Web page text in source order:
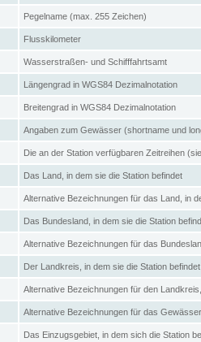
Pegelname (max. 255 Zeichen)
Flusskilometer
Wasserstraßen- und Schifffahrtsamt
Längengrad in WGS84 Dezimalnotation
Breitengrad in WGS84 Dezimalnotation
Angaben zum Gewässer (shortname und
Die an der Station verfügbaren Zeitreihen
Das Land, in dem sie die Station befindet
Alternative Bezeichnungen für das Land, in
Das Bundesland, in dem sie die Station
Alternative Bezeichnungen für das
Der Landkreis, in dem sie die Station befindet
Alternative Bezeichnungen für den
Alternative Bezeichnungen für das
Das Einzugsgebiet, in dem sich die Station